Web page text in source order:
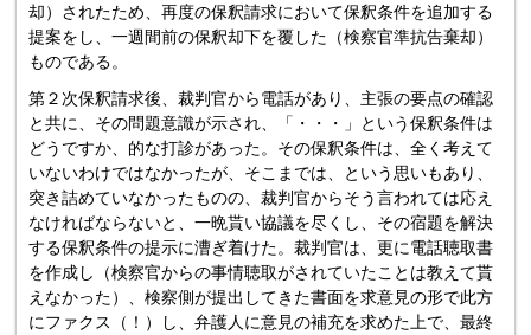
却）されたため、再度の保釈請求において保釈条件を追加する
提案をし、一週間前の保釈却下を覆した（検察官準抗告棄却）
ものである。
第２次保釈請求後、裁判官から電話があり、主張の要点の確認
と共に、その問題意識が示され、「・・・」という保釈条件は
どうですか、的な打診があった。その保釈条件は、全く考えて
いないわけではなかったが、そこまでは、という思いもあり、
突き詰めていなかったものの、裁判官からそう言われては応え
なければならないと、一晩貰い協議を尽くし、その宿題を解決
する保釈条件の提示に漕ぎ着けた。裁判官は、更に電話聴取書
を作成し（検察官からの事情聴取がされていたことは教えて貰
えなかった）、検察側が提出してきた書面を求意見の形で此方
にファクス（！）し、弁護人に意見の補充を求めた上で、最終